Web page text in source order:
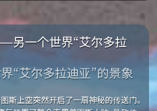
另一个世界“艾尔多拉
“艾尔多拉迪亚”的景象
斯上空突然开启了一扇神秘的传送门。